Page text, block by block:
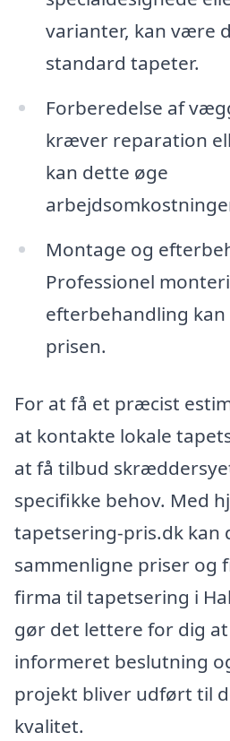
varianter, kan være
standard tapeter.
Forberedelse af
kræver reparation
kan dette øge
Montage og
Professionel
efterbehandling kan
prisen.
For at få et præcist
at kontakte lokale
at få tilbud
specifikke behov. Med
tapetsering-pris.dk kan
sammenligne priser og
firma til tapetsering i
gør det lettere for dig
informeret beslutning
projekt bliver udført til
kvalitet.